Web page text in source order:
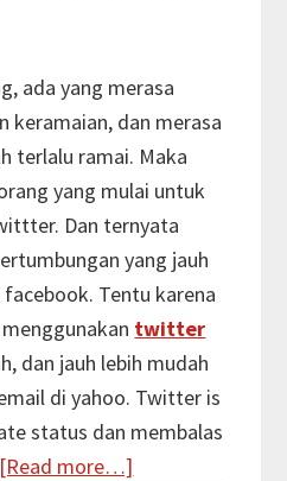
ada yang merasa
keramaian, dan merasa
terlalu ramai. Maka
yang mulai untuk
Dan ternyata
yang jauh
Tentu karena
twitter
dan jauh lebih mudah
di yahoo. Twitter is
status dan membalas
[Read more…]